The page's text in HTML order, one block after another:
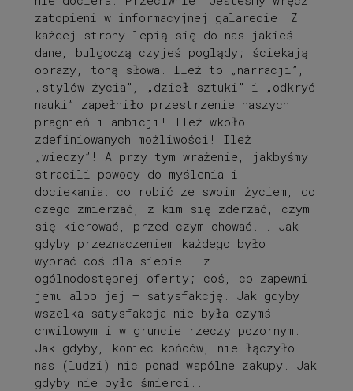
zatopieni w informacyjnej galarecie. Z
każdej strony lepią się do nas jakieś
dane, bulgoczą czyjeś poglądy; ściekają
obrazy, toną słowa. Ileż to „narracji”,
„stylów życia”, „dzieł sztuki” i „odkryć
nauki” zapełniło przestrzenie naszych
pragnień i ambicji! Ileż wkoło
zdefiniowanych możliwości! Ileż
„wiedzy”! A przy tym wrażenie, jakbyśmy
stracili powody do myślenia i
dociekania: co robić ze swoim życiem, do
czego zmierzać, z kim się zderzać, czym
się kierować, przed czym chować... Jak
gdyby przeznaczeniem każdego było:
wybrać coś dla siebie – z
ogólnodostępnej oferty; coś, co zapewni
jemu albo jej – satysfakcję. Jak gdyby
wszelka satysfakcja nie była czymś
chwilowym i w gruncie rzeczy pozornym.
Jak gdyby, koniec końców, nie łączyło
nas (ludzi) nic ponad wspólne zakupy. Jak
gdyby nie było śmierci...